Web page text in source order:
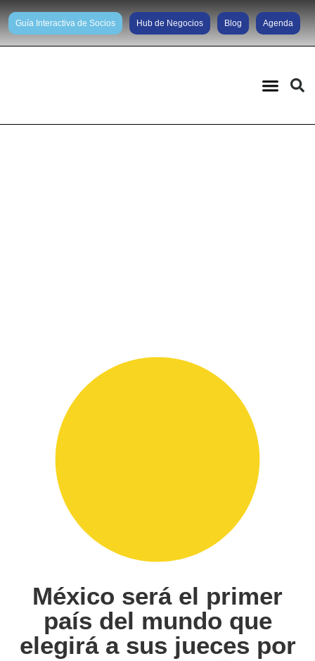
Guía Interactiva de Socios Hub de Negocios Blog Agenda
México será el primer
país del mundo que
elegirá a sus jueces por